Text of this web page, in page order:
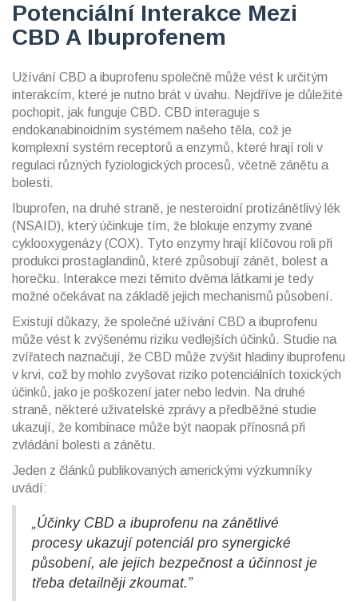
Potenciální Interakce Mezi
CBD A Ibuprofenem
Užívání CBD a ibuprofenu společně může vést k určitým
interakcím, které je nutno brát v úvahu. Nejdříve je důležité
pochopit, jak funguje CBD. CBD interaguje s
endokanabinoidním systémem našeho těla, což je
komplexní systém receptorů a enzymů, které hrají roli v
regulaci různých fyziologických procesů, včetně zánětu a
bolesti.
Ibuprofen, na druhé straně, je nesteroidní protizánětlivý lék
(NSAID), který účinkuje tím, že blokuje enzymy zvané
cyklooxygenázy (COX). Tyto enzymy hrají klíčovou roli při
produkci prostaglandinů, které způsobují zánět, bolest a
horečku. Interakce mezi těmito dvěma látkami je tedy
možné očekávat na základě jejich mechanismů působení.
Existují důkazy, že společné užívání CBD a ibuprofenu
může vést k zvýšenému riziku vedlejších účinků. Studie na
zvířatech naznačují, že CBD může zvýšit hladiny ibuprofenu
v krvi, což by mohlo zvyšovat riziko potenciálních toxických
účinků, jako je poškození jater nebo ledvin. Na druhé
straně, některé uživatelské zprávy a předběžné studie
ukazují, že kombinace může být naopak přínosná při
zvládání bolesti a zánětu.
Jeden z článků publikovaných americkými výzkumníky
uvádí:
„Účinky CBD a ibuprofenu na zánětlivé
procesy ukazují potenciál pro synergické
působení, ale jejich bezpečnost a účinnost je
třeba detailněji zkoumat.”